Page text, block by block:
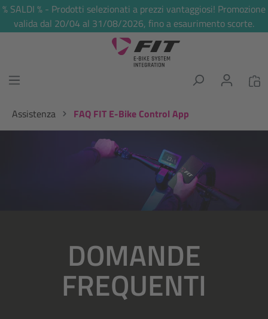
principale
% SALDI % - Prodotti selezionati a prezzi vantaggiosi! Promozione
valida dal 20/04 al 31/08/2026, fino a esaurimento scorte.
Assistenza
FAQ FIT E-Bike Control App
Salta la galleria di immagini
DOMANDE
FREQUENTI